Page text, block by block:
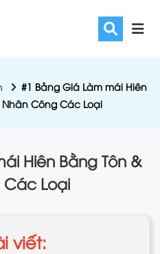
#1 Bảng Giá Làm mái Hiên
Nhân Công Các Loại
Hiên Bằng Tôn &
Các Loại
viết: